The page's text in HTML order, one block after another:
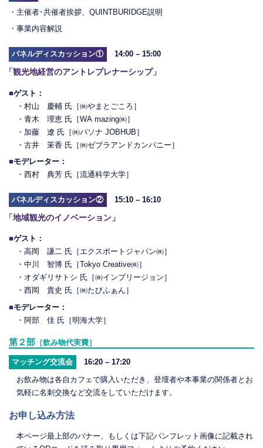
・主催者･共催者挨拶、QUINTBURIDGE説明
・事業内容解説
パネルディスカッション① 14:00 – 15:00
「観光地経営のアントレプレナーシップ」
■ゲスト：
・村山 慶輔 氏［㈱やまとごころ］
・青木 理恵 氏［WA mazing㈱］
・加藤 遼 氏［㈱パソナ JOBHUB］
・古井 茉香 氏［㈱ゼブラアンドカンパニー］
■モデレーター：
・西村 典芳 氏［流通科学大学］
パネルディスカッション② 15:10 – 16:10
「地域観光のイノベーション」
■ゲスト：
・高岡 謙二 氏［エクスポートジャパン㈱］
・中川 智博 氏［Tokyo Creative㈱］
・オダギリサトシ 氏［㈱インプリージョン］
・西岡 貴史 氏［㈱たびふぁん］
■モデレーター：
・阿部 佳 氏［明海大学］
第２部 ［飲み物代実費］
マッチング交流会
16:20 – 17:20
お飲み物は各自カフェで購入いただき、登壇者や本事業の関係者とお
気軽に名刺交換など交流をしていただけます。
お申し込み方法
本ページ最上部のバナー、もしくは下記パンフレット画像に記載され